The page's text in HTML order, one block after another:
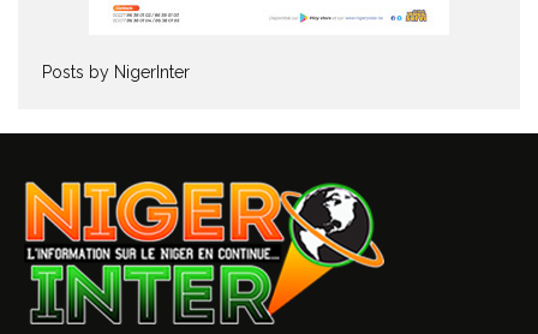
Posts by NigerInter